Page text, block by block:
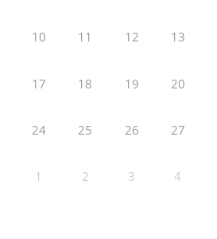
10 11 12 13
17 18 19 20
24 25 26 27
1 2 3 4